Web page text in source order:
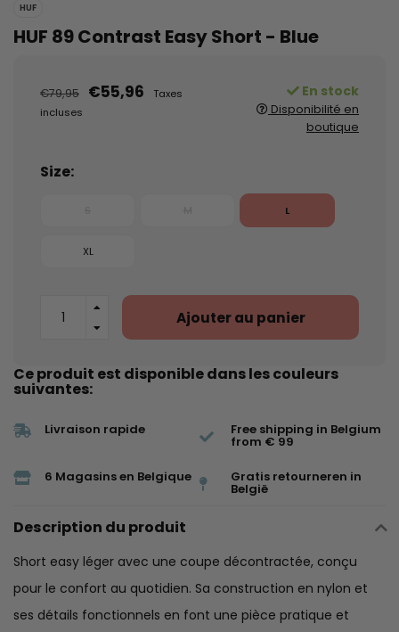
HUF
HUF 89 Contrast Easy Short - Blue
€79,95 €55,96
Taxes
incluses
En stock
Disponibilité en
boutique
Size:
L
XL
Ajouter au panier
Ce produit est disponible dans les couleurs
suivantes:
Livraison rapide Free shipping in Belgium
from € 99
6 Magasins en Belgique Gratis retourneren in
België
Description du produit
Short easy léger avec une coupe décontractée, conçu
pour le confort au quotidien. Sa construction en nylon et
ses détails fonctionnels en font une pièce pratique et